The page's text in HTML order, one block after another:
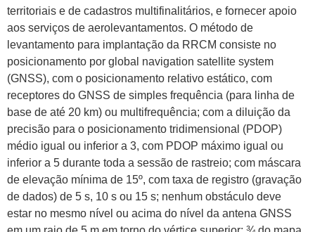
territoriais e de cadastros multifinalitários, e fornecer apoio
aos serviços de aerolevantamentos. O método de
levantamento para implantação da RRCM consiste no
posicionamento por global navigation satellite system
(GNSS), com o posicionamento relativo estático, com
receptores do GNSS de simples frequência (para linha de
base de até 20 km) ou multifrequência; com a diluição da
precisão para o posicionamento tridimensional (PDOP)
médio igual ou inferior a 3, com PDOP máximo igual ou
inferior a 5 durante toda a sessão de rastreio; com máscara
de elevação mínima de 15º, com taxa de registro (gravação
de dados) de 5 s, 10 s ou 15 s; nenhum obstáculo deve
estar no mesmo nível ou acima do nível da antena GNSS